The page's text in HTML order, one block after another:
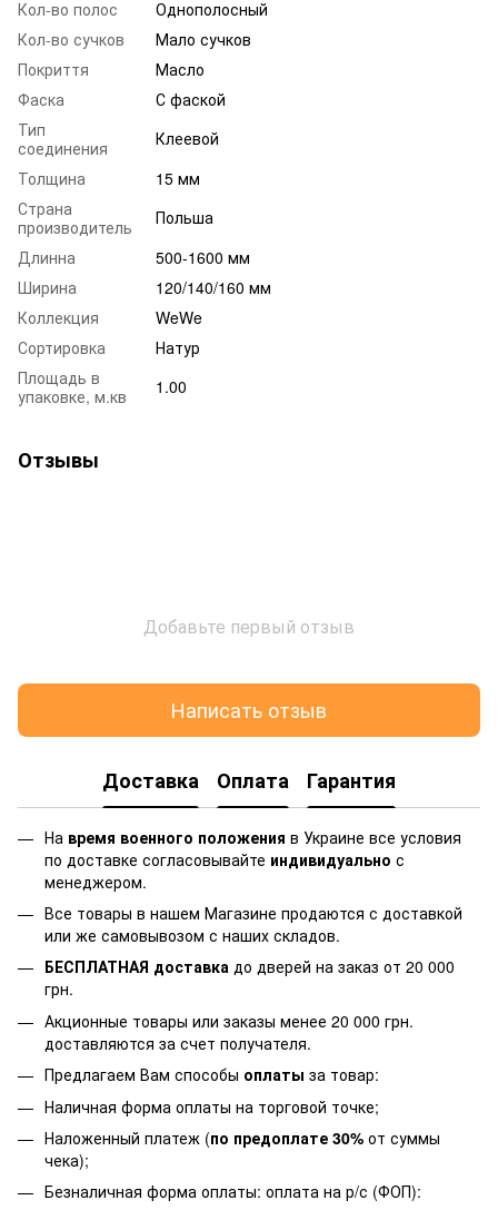
Кол-во полос
Однополосный
Кол-во сучков
Мало сучков
Покриття
Масло
Фаска
С фаской
Тип
соединения
Клеевой
Толщина
15 мм
Страна
производитель
Польша
Длинна
500-1600 мм
Ширина
120/140/160 мм
Коллекция
WeWe
Сортировка
Натур
Площадь в
упаковке, м.кв
1.00
Отзывы
Добавьте первый отзыв
Написать отзыв
Доставка Оплата Гарантия
На время военного положения в Украине все условия
по доставке согласовывайте индивидуально с
менеджером.
Все товары в нашем Магазине продаются с доставкой
или же самовывозом с наших складов.
БЕСПЛАТНАЯ доставка до дверей на заказ от 20 000
грн.
Акционные товары или заказы менее 20 000 грн.
доставляются за счет получателя.
Предлагаем Вам способы оплаты за товар:
Наличная форма оплаты на торговой точке;
Наложенный платеж (по предоплате 30% от суммы
чека);
Безналичная форма оплаты: оплата на р/с (ФОП):